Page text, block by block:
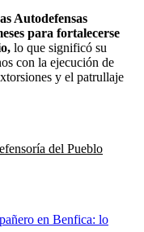
Autodefensas
para fortalecerse
lo que significó su
con la ejecución de
y el patrullaje
del Pueblo
en Benfica: lo